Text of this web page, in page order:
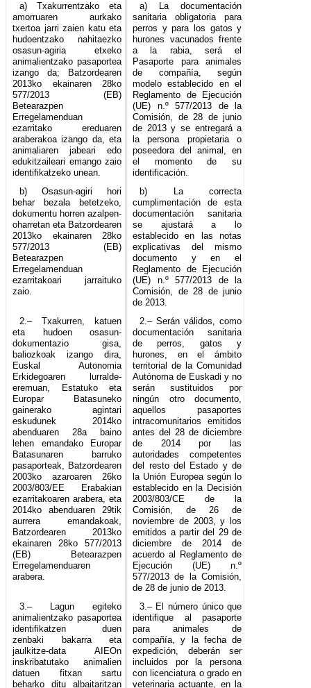
a) Txakurrentzako eta
amorruaren aurkako
txertoa jarri zaien katu eta
hudoentzako nahitaezko
osasun-agiria etxeko
animalientzako pasaportea
izango da; Batzordearen
2013ko ekainaren 28ko
577/2013 (EB)
Betearazpen
Erregelamenduan
ezarritako ereduaren
araberakoa izango da, eta
animaliaren jabeari edo
edukitzaileari emango zaio
identifikatzeko unean.
a) La documentación
sanitaria obligatoria para
perros y para los gatos y
hurones vacunados frente
a la rabia, será el
Pasaporte para animales
de compañía, según
modelo establecido en el
Reglamento de Ejecución
(UE) n.º 577/2013 de la
Comisión, de 28 de junio
de 2013 y se entregará a
la persona propietaria o
poseedora del animal, en
el momento de su
identificación.
b) Osasun-agiri hori
behar bezala betetzeko,
dokumentu horren azalpen-
oharretan eta Batzordearen
2013ko ekainaren 28ko
577/2013 (EB)
Betearazpen
Erregelamenduan
ezarritakoari jarraituko
zaio.
b) La correcta
cumplimentación de esta
documentación sanitaria
se ajustará a lo
establecido en las notas
explicativas del mismo
documento y en el
Reglamento de Ejecución
(UE) n.º 577/2013 de la
Comisión, de 28 de junio
de 2013.
2.– Txakurren, katuen
eta hudoen osasun-
dokumentazio gisa,
baliozkoak izango dira,
Euskal Autonomia
Erkidegoaren lurralde-
eremuan, Estatuko eta
Europar Batasuneko
gainerako agintari
eskudunek 2014ko
abenduaren 28a baino
lehen emandako Europar
Batasunaren barruko
pasaporteak, Batzordearen
2003ko azaroaren 26ko
2003/803/EE Erabakian
ezarritakoaren arabera, eta
2014ko abenduaren 29tik
aurrera emandakoak,
Batzordearen 2013ko
ekainaren 28ko 577/2013
(EB) Betearazpen
Erregelamenduaren
arabera.
2.– Serán válidos, como
documentación sanitaria
de perros, gatos y
hurones, en el ámbito
territorial de la Comunidad
Autónoma de Euskadi y no
serán sustituidos por
ningún otro documento,
aquellos pasaportes
intracomunitarios emitidos
antes del 28 de diciembre
de 2014 por las
autoridades competentes
del resto del Estado y de
la Unión Europea según lo
establecido en la Decisión
2003/803/CE de la
Comisión, de 26 de
noviembre de 2003, y los
emitidos a partir del 29 de
diciembre de 2014 de
acuerdo al Reglamento de
Ejecución (UE) n.º
577/2013 de la Comisión,
de 28 de junio de 2013.
3.– Lagun egiteko
animalientzako pasaportea
identifikatzen duen
zenbaki bakarra eta
jaulkitze-data AIEOn
inskribatutako animalien
datuen fitxan sartu
beharko ditu albaitaritzan
3.– El número único que
identifique al pasaporte
para animales de
compañía, y la fecha de
expedición, deberán ser
incluidos por la persona
con licenciatura o grado en
veterinaria actuante, en la